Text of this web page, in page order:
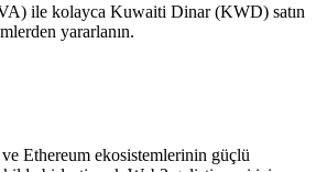
ile kolayca Kuwaiti Dinar (KWD) satın
yararlanın.
Ethereum ekosistemlerinin güçlü